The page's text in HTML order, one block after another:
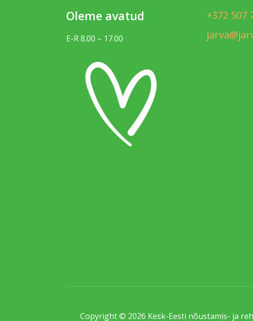
Oleme avatud
E-R 8.00 – 17.00
+372 507
Copyright © 2026 Kesk-Eesti nõustamis- ja